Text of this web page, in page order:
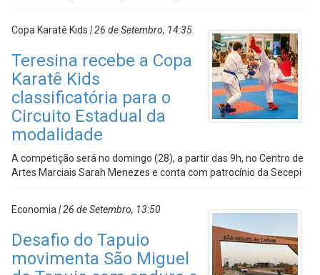
Copa Karatê Kids | 26 de Setembro, 14:35
Teresina recebe a Copa
Karatê Kids
classificatória para o
Circuito Estadual da
modalidade
A competição será no domingo (28), a partir das 9h, no Centro de
Artes Marciais Sarah Menezes e conta com patrocínio da Secepi
Economia | 26 de Setembro, 13:50
Desafio do Tapuio
movimenta São Miguel